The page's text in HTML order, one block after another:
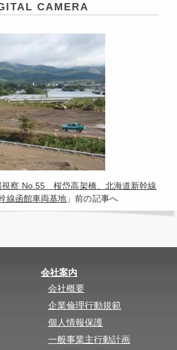
CAMERA
視察 No.55 桜岱高架橋、北海道新幹線
線函館車両基地 」前の記事へ
会社案内
会社概要
企業倫理行動規範
個人情報保護
一般事業主行動計画